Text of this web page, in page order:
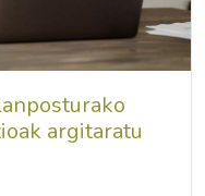
argitaratu